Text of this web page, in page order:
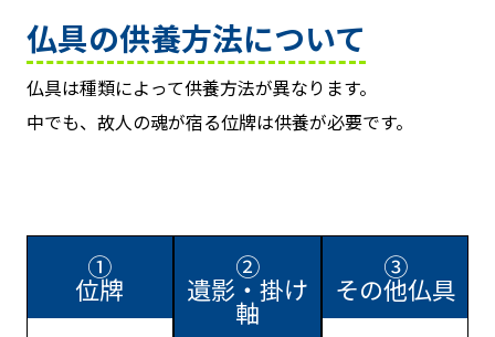
仏具の供養方法について
仏具は種類によって供養方法が異なります。
中でも、故人の魂が宿る位牌は供養が必要です。
①
位牌
②
遺影・掛け
軸
③
その他仏具